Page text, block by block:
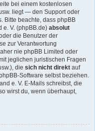
bei einem kostenlosen
liegt — den Support oder
Bitte beachte, dass phpBB
e. V. (phpBB.de) absolut
die Benutzer der
zur Verantwortung
nie phpBB Limited oder
jeglichen juristischen Fragen
die sich nicht direkt auf
Software selbst beziehen.
e. V. E-Mails schreibst, die
wirst du, wenn überhaupt,